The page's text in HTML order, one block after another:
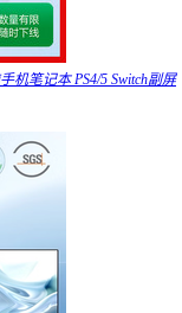
机笔记本 PS4/5 Switch副屏